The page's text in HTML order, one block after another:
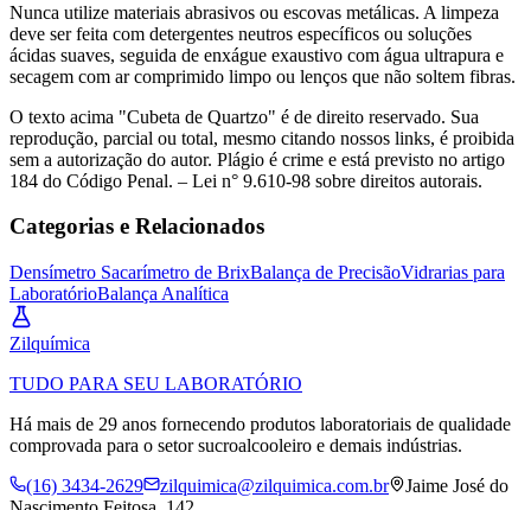
Nunca utilize materiais abrasivos ou escovas metálicas. A limpeza
deve ser feita com detergentes neutros específicos ou soluções
ácidas suaves, seguida de enxágue exaustivo com água ultrapura e
secagem com ar comprimido limpo ou lenços que não soltem fibras.
O texto acima "Cubeta de Quartzo" é de direito reservado. Sua
reprodução, parcial ou total, mesmo citando nossos links, é proibida
sem a autorização do autor. Plágio é crime e está previsto no artigo
184 do Código Penal. – Lei n° 9.610-98 sobre direitos autorais.
Categorias e Relacionados
Densímetro Sacarímetro de BrixBalança de PrecisãoVidrarias para
LaboratórioBalança Analítica
Zilquímica
TUDO PARA SEU LABORATÓRIO
Há mais de 29 anos fornecendo produtos laboratoriais de qualidade
comprovada para o setor sucroalcooleiro e demais indústrias.
(16) 3434-2629
zilquimica@zilquimica.com.br
Jaime José do